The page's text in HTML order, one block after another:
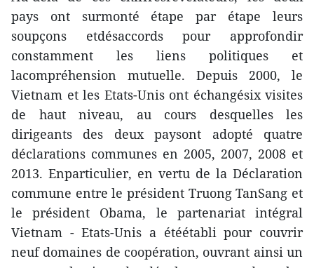
pays ont surmonté étape par étape leurs
soupçons etdésaccords pour approfondir
constamment les liens politiques et
lacompréhension mutuelle. Depuis 2000, le
Vietnam et les Etats-Unis ont échangésix visites
de haut niveau, au cours desquelles les
dirigeants des deux paysont adopté quatre
déclarations communes en 2005, 2007, 2008 et
2013. Enparticulier, en vertu de la Déclaration
commune entre le président Truong TanSang et
le président Obama, le partenariat intégral
Vietnam - Etats-Unis a étéétabli pour couvrir
neuf domaines de coopération, ouvrant ainsi un